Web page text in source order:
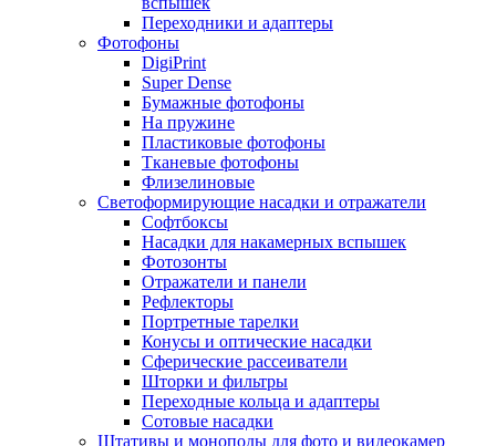
Переходники и адаптеры
Фотофоны
DigiPrint
Super Dense
Бумажные фотофоны
На пружине
Пластиковые фотофоны
Тканевые фотофоны
Флизелиновые
Светоформирующие насадки и отражатели
Софтбоксы
Насадки для накамерных вспышек
Фотозонты
Отражатели и панели
Рефлекторы
Портретные тарелки
Конусы и оптические насадки
Сферические рассеиватели
Шторки и фильтры
Переходные кольца и адаптеры
Сотовые насадки
Штативы и моноподы для фото и видеокамер